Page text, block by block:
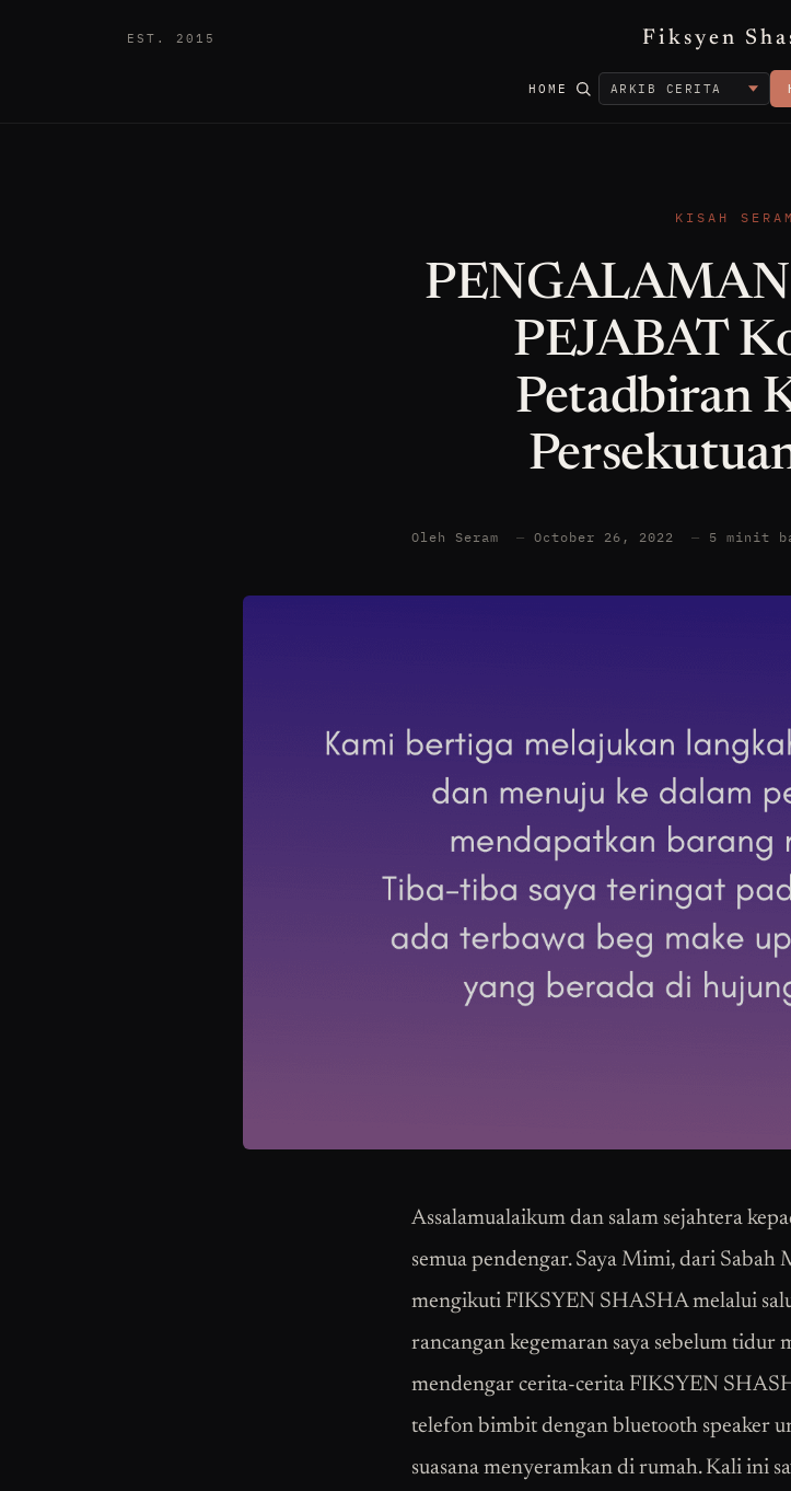
EST. 2015 Fiksyen
HOME
KISAH SERAM
PEJABAT
Petadbiran
Oleh Seram — October 26, 2022 — 5 minit
Assalamualaikum dan salam sejahtera
semua pendengar. Saya Mimi, dari Sabah
mengikuti FIKSYEN SHASHA melalui
rancangan kegemaran saya sebelum tidur
mendengar cerita-cerita FIKSYEN
telefon bimbit dengan bluetooth speaker
suasana menyeramkan di rumah. Kali ini